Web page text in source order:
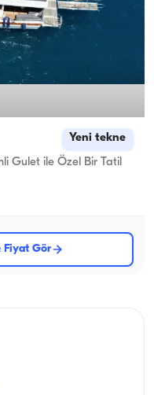
Yeni tekne
Gulet ile Özel Bir Tatil
Gör